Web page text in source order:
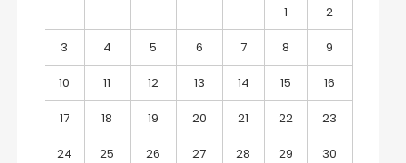
1 2
3 4 5 6 7 8 9
10 11 12 13 14 15 16
17 18 19 20 21 22 23
24 25 26 27 28 29 30